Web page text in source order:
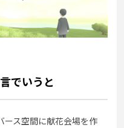
でいうと
ース空間に献花会場を作